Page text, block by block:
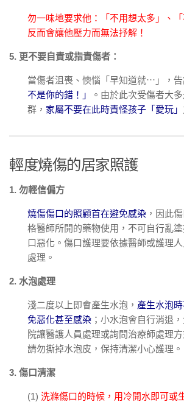
勿一味地要求他：「不用想太多」、
反而會讓他壓力而無法抒解！
5. 更不要自責或指責傷者：
當傷者沮喪、懊惱「早知道就⋯」，告
不是你的錯！」
。由於此次受傷者大
群， 家屬不要在此時責怪孩子「愛玩」
輕度燒傷的居家照護
1. 勿輕信偏方
燒傷傷口的照顧首在避免感染 ，因此
格醫師所開的藥物使用，不可自行亂
口惡化。傷口護理要依據醫師或護理
處理。
2. 水泡處理
淺二度以上即會產生水泡， 產生水泡
免惡化甚至感染 ；小水泡會自行消退
院讓醫護人員處理或詢問治療師處理
請勿撕掉水泡皮，保持清潔小心護理。
3. 傷口清潔
(1) 洗滌傷口的時候，用冷開水即可或